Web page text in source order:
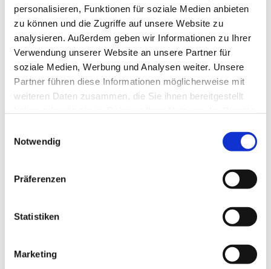
personalisieren, Funktionen für soziale Medien anbieten
zu können und die Zugriffe auf unsere Website zu
analysieren. Außerdem geben wir Informationen zu Ihrer
Verwendung unserer Website an unsere Partner für
soziale Medien, Werbung und Analysen weiter. Unsere
Partner führen diese Informationen möglicherweise mit
weiteren Daten zusammen, die Sie ihnen bereitgestellt
Notwendig
Präferenzen
Statistiken
Marketing
Johannes-Kirche, Dietrich-
Bonhoeffer-Straße 1, 33102
Paderborn